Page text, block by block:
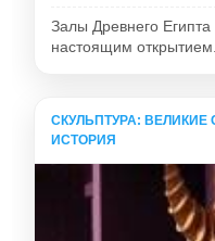
Залы Древнего
настоящим
СКУЛЬПТУРА:
ИСТОРИЯ